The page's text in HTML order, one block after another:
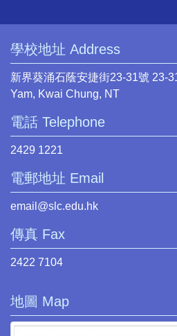
學校地址 Address
新界葵涌石蔭安捷街23-31號 23-
Yam, Kwai Chung, NT
電話 Telephone
2429 1221
電郵地址 Email
email@slc.edu.hk
傳真 Fax
2422 7104
地圖 Map